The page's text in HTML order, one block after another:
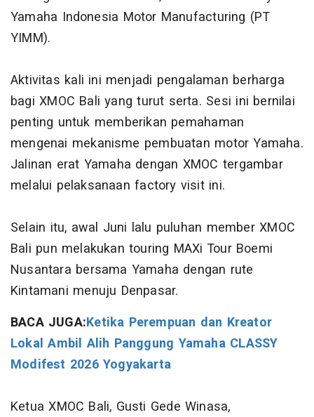
Yamaha Indonesia Motor Manufacturing (PT
YIMM).
Aktivitas kali ini menjadi pengalaman berharga
bagi XMOC Bali yang turut serta. Sesi ini bernilai
penting untuk memberikan pemahaman
mengenai mekanisme pembuatan motor Yamaha.
Jalinan erat Yamaha dengan XMOC tergambar
melalui pelaksanaan factory visit ini.
Selain itu, awal Juni lalu puluhan member XMOC
Bali pun melakukan touring MAXi Tour Boemi
Nusantara bersama Yamaha dengan rute
Kintamani menuju Denpasar.
BACA JUGA:Ketika Perempuan dan Kreator
Lokal Ambil Alih Panggung Yamaha CLASSY
Modifest 2026 Yogyakarta
Ketua XMOC Bali, Gusti Gede Winasa,